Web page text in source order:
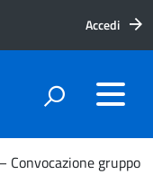
Accedi
Convocazione gruppo